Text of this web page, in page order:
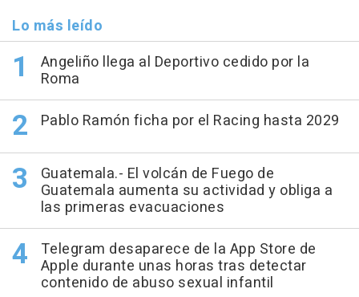
Lo más leído
Angeliño llega al Deportivo cedido por la
Roma
Pablo Ramón ficha por el Racing hasta 2029
Guatemala.- El volcán de Fuego de
Guatemala aumenta su actividad y obliga a
las primeras evacuaciones
Telegram desaparece de la App Store de
Apple durante unas horas tras detectar
contenido de abuso sexual infantil